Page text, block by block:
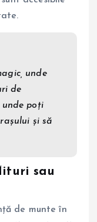
unde
de
unde poți
și să
sau
de munte în